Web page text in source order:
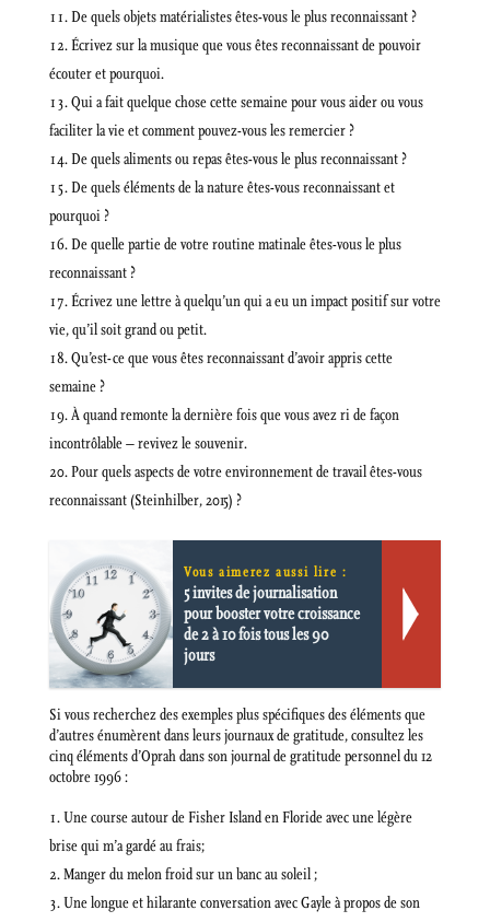
De quels objets matérialistes êtes-vous le plus reconnaissant ?
Écrivez sur la musique que vous êtes reconnaissant de pouvoir
écouter et pourquoi.
Qui a fait quelque chose cette semaine pour vous aider ou vous
faciliter la vie et comment pouvez-vous les remercier ?
De quels aliments ou repas êtes-vous le plus reconnaissant ?
De quels éléments de la nature êtes-vous reconnaissant et
pourquoi ?
De quelle partie de votre routine matinale êtes-vous le plus
reconnaissant ?
Écrivez une lettre à quelqu’un qui a eu un impact positif sur votre
vie, qu’il soit grand ou petit.
Qu’est-ce que vous êtes reconnaissant d’avoir appris cette
semaine ?
À quand remonte la dernière fois que vous avez ri de façon
incontrôlable – revivez le souvenir.
Pour quels aspects de votre environnement de travail êtes-vous
reconnaissant (Steinhilber, 2015) ?
Vous aimerez aussi lire :
5 invites de journalisation
pour booster votre croissance
de 2 à 10 fois tous les 90
jours
Si vous recherchez des exemples plus spécifiques des éléments que
d’autres énumèrent dans leurs journaux de gratitude, consultez les
cinq éléments d’Oprah dans son journal de gratitude personnel du 12
octobre 1996 :
Une course autour de Fisher Island en Floride avec une légère
brise qui m’a gardé au frais;
Manger du melon froid sur un banc au soleil ;
Une longue et hilarante conversation avec Gayle à propos de son